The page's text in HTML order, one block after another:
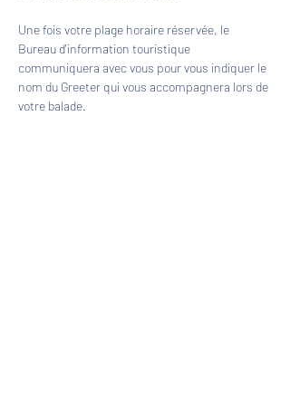
Une fois votre plage horaire réservée, le
Bureau d'information touristique
communiquera avec vous pour vous indiquer le
nom du Greeter qui vous accompagnera lors de
votre balade.